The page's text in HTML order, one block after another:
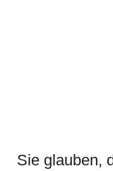
Sie glauben,